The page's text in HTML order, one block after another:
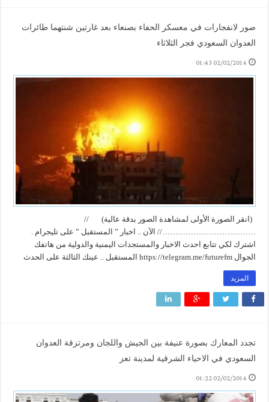
صور لانفجارات في معسكر الحفاء بصنعاء بعد غارتين شنتهما طائرات
العدوان السعودي فجر الثلاثاء
02/02/2016 01:43
(انقر الصورة الأولى لمشاهدة الصور بدقة عالية) //
………………………………// الآن .. اخبار ” المستقبل ” على تليجرام .
اشترك لكي تتابع احدث الاخبار والمستجدات اليمنية والدولية من هاتفك
الجوال https://telegram.me/futurefm المستقبل .. عينك الثالثة على الحدث
المزيد
تجدد المعارك بصورة عنيفة بين الجيش واللجان ومرتزقة العدوان
السعودي في الاحياء الشرقية لمدينة تعز
02/02/2016 01:22